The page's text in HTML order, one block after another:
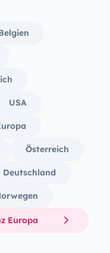
USA
Österreich
Deutschland
Europa